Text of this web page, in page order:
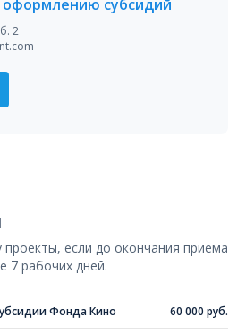
оформлению субсидий
2
если до окончания приема
7 рабочих дней.
Фонда Кино 60 000 руб.